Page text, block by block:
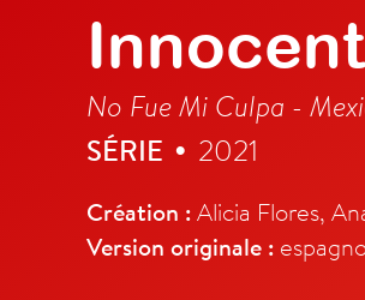
No Fue Mi Culpa -
SÉRIE • 2021
Création :Alicia Flores,
Version originale :